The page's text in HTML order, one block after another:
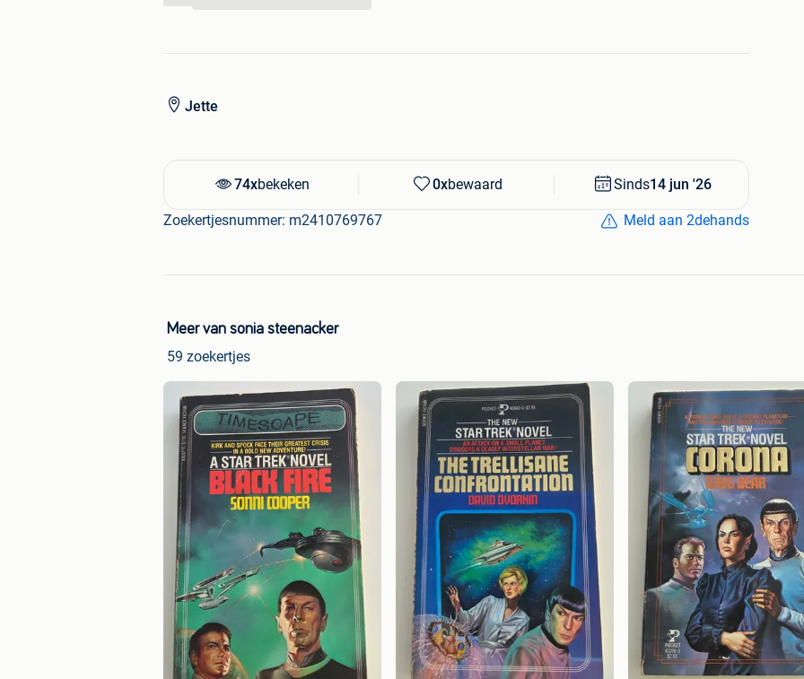
Jette
74xbekeken 0xbewaard Sinds14 jun '26
Zoekertjesnummer: m2410769767 Meld aan 2dehands
Meer van sonia steenacker
59 zoekertjes